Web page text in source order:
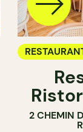
2 CHEMIN